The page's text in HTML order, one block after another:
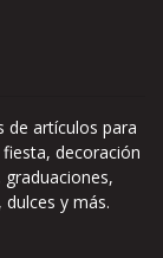
de artículos para
decoración
y más.